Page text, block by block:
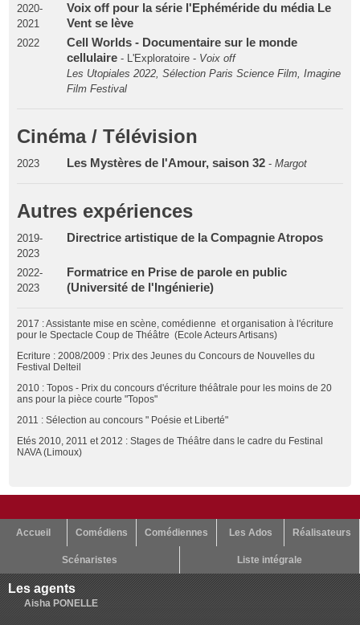
2020-
2021
Voix off pour la série l'Ephéméride du média Le
Vent se lève
2022
Cell Worlds - Documentaire sur le monde
cellulaire - L'Exploratoire - Voix off
Les Utopiales 2022, Sélection Paris Science Film, Imagine
Film Festival
Cinéma / Télévision
2023 Les Mystères de l'Amour, saison 32- Margot
Autres expériences
2019-
2023
Directrice artistique de la Compagnie Atropos
2022-
2023
Formatrice en Prise de parole en public
(Université de l'Ingénierie)
2017 : Assistante mise en scène, comédienne et organisation à l'écriture
pour le Spectacle Coup de Théâtre (Ecole Acteurs Artisans)
Ecriture : 2008/2009 : Prix des Jeunes du Concours de Nouvelles du
Festival Delteil
2010 : Topos - Prix du concours d'écriture théâtrale pour les moins de 20
ans pour la pièce courte "Topos"
2011 : Sélection au concours " Poésie et Liberté"
Etés 2010, 2011 et 2012 : Stages de Théâtre dans le cadre du Festinal
NAVA (Limoux)
Accueil Comédiens Comédiennes Les Ados Réalisateurs
Scénaristes Liste intégrale
Les agents
Aisha PONELLE